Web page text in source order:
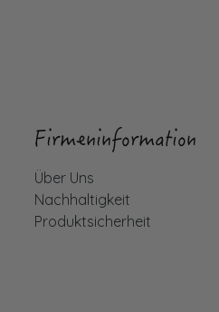
Firmeninformation
Über Uns
Nachhaltigkeit
Produktsicherheit